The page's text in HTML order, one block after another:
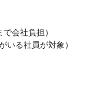
会社負担）
いる社員が対象）